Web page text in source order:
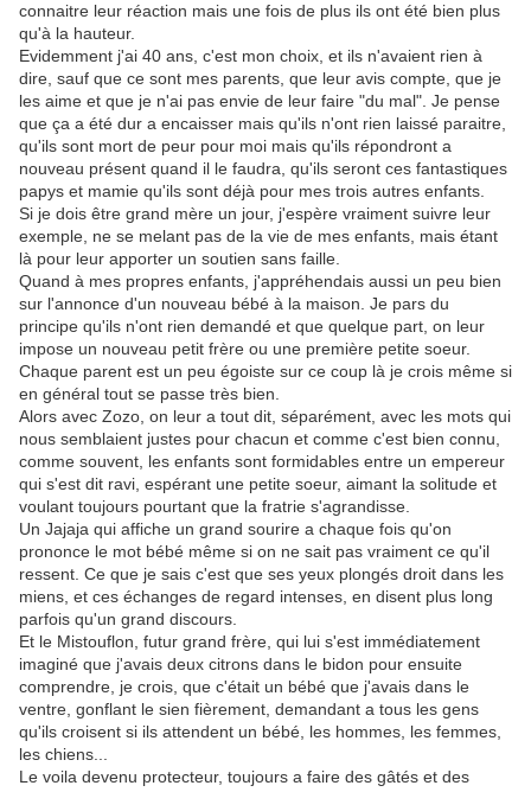
connaitre leur réaction mais une fois de plus ils ont été bien plus
qu'à la hauteur.
Evidemment j'ai 40 ans, c'est mon choix, et ils n'avaient rien à
dire, sauf que ce sont mes parents, que leur avis compte, que je
les aime et que je n'ai pas envie de leur faire "du mal". Je pense
que ça a été dur a encaisser mais qu'ils n'ont rien laissé paraitre,
qu'ils sont mort de peur pour moi mais qu'ils répondront a
nouveau présent quand il le faudra, qu'ils seront ces fantastiques
papys et mamie qu'ils sont déjà pour mes trois autres enfants.
Si je dois être grand mère un jour, j'espère vraiment suivre leur
exemple, ne se melant pas de la vie de mes enfants, mais étant
là pour leur apporter un soutien sans faille.
Quand à mes propres enfants, j'appréhendais aussi un peu bien
sur l'annonce d'un nouveau bébé à la maison. Je pars du
principe qu'ils n'ont rien demandé et que quelque part, on leur
impose un nouveau petit frère ou une première petite soeur.
Chaque parent est un peu égoiste sur ce coup là je crois même si
en général tout se passe très bien.
Alors avec Zozo, on leur a tout dit, séparément, avec les mots qui
nous semblaient justes pour chacun et comme c'est bien connu,
comme souvent, les enfants sont formidables entre un empereur
qui s'est dit ravi, espérant une petite soeur, aimant la solitude et
voulant toujours pourtant que la fratrie s'agrandisse.
Un Jajaja qui affiche un grand sourire a chaque fois qu'on
prononce le mot bébé même si on ne sait pas vraiment ce qu'il
ressent. Ce que je sais c'est que ses yeux plongés droit dans les
miens, et ces échanges de regard intenses, en disent plus long
parfois qu'un grand discours.
Et le Mistouflon, futur grand frère, qui lui s'est immédiatement
imaginé que j'avais deux citrons dans le bidon pour ensuite
comprendre, je crois, que c'était un bébé que j'avais dans le
ventre, gonflant le sien fièrement, demandant a tous les gens
qu'ils croisent si ils attendent un bébé, les hommes, les femmes,
les chiens...
Le voila devenu protecteur, toujours a faire des gâtés et des